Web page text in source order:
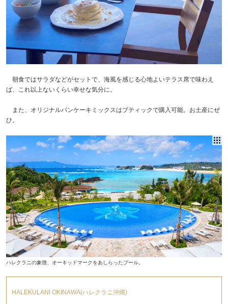
朝食ではサラダなどがセットで、海風を感じる心地よいテラス席で味わえ
ば、これ以上ないくらい幸せな気分に。
また、オリジナルパンケーキミックスはブティックで購入可能。お土産にぜ
ひ。
ハレクラニの象徴、オーキッドマークをあしらったプール。
HALEKULANI OKINAWA(ハレクラニ沖縄)